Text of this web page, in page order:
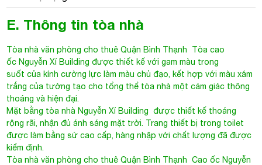
E. Thông tin tòa nhà
Tòa nhà văn phòng cho thuê Quận Bình Thạnh Tòa cao
ốc Nguyễn Xí Building được thiết kế với gam màu trong
suốt của kính cường lực làm màu chủ đạo, kết hợp với màu xám
trắng của tường tạo cho tổng thể tòa nhà một cảm giác thông
thoáng và hiện đại.
Mặt bằng tòa nhà Nguyễn Xí Building được thiết kế thoáng
rộng rãi, nhận đủ ánh sáng mặt trời. Trang thiết bị trong toilet
được làm bằng sứ cao cấp, hàng nhập với chất lượng đã được
kiểm định.
Tòa nhà văn phòng cho thuê Quận Bình Thạnh Cao ốc Nguyễn